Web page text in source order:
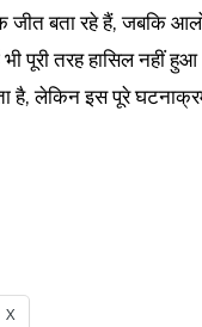
बता रहे हैं, जबकि
पूरी तरह हासिल नहीं
है, लेकिन इस पूरे
X